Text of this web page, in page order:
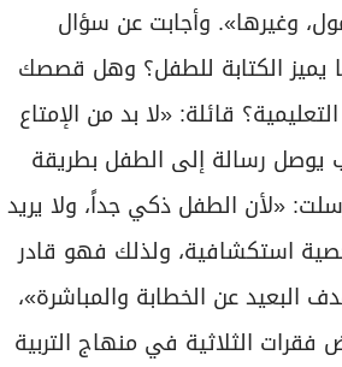
وغيرها». وأجابت عن سؤال
الكتابة للطفل؟ وهل قصصك
قائلة: «لا بد من الإمتاع
يوصل رسالة إلى الطفل بطريقة
«لأن الطفل ذكي جداً، ولا يريد
استكشافية، ولذلك فهو قادر
عن الخطابة والمباشرة»،
الثلاثية في منهاج التربية